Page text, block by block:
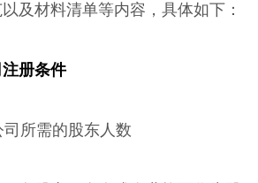
及材料清单等内容，具体如下：
册条件
所需的股东人数